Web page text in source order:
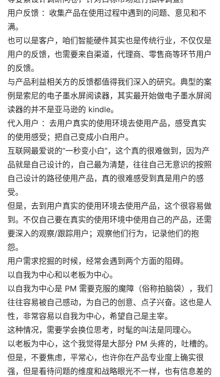
用户反馈 ：收集产品在使用过程中遇到的问题、意见和不
满。
也可以是客户，咱们智能硬件其实也是传统行业，不仅仅是
用户的反馈，也需要来自渠道，代理商、零售商等环节用户
的反馈。
与产品利益相关方的反馈都值得我们深入的研究。典型的案
例是索尼的电子墨水屏阅读器，其实最开始做电子墨水屏阅
读器的并不是亚马逊的 kindle。
代入用户 ：去用户真实的使用环境去使用产品，感受真实
的使用感受；把自己变成小白用户。
互联网最爱说的“一秒变小白”，这个真的很难做到，因为产
品就是自己设计的，自己最为清楚，往往自己无意识的按照
自己设计的路径使用产品，真的很难感受到真是用户的感
受。
但是，去到用户真实的使用环境去使用产品，这个很容易做
到。不仅自己要在真实的使用环境中使用自己的产品，还需
要深入的观察/跟踪用户；观察他们行为，记录他们的抱
怨。
用户需求挖掘的时候，经常会遇到两个方面的阻碍。
以自我为中心和以老板为中心。
以自我为中心是 PM 需要克服的魔障（俗称拍脑袋），我们
往往容易被自己感动，为自己的创意、点子兴奋。这也是人
性，非常容易以自我为中心，希望自己是主宰。
这种情况，需要学会换位思考，时髦的叫法是同理心。
以老板为中心，这个我觉得是大部分 PM 头疼的，吐槽的。
但是，不要焦虑，平常心，也许你在产品专业度上确实很
强，但是看待问题的维度和战略眼光不一样，也有信息差的